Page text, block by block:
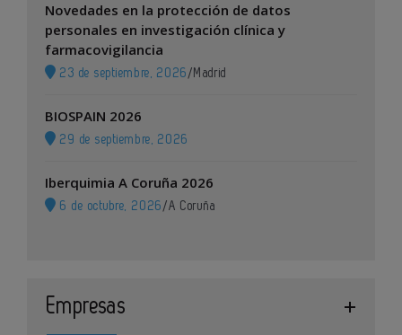
Novedades en la protección de datos
personales en investigación clínica y
farmacovigilancia
23 de septiembre, 2026 / Madrid
BIOSPAIN 2026
29 de septiembre, 2026
Iberquimia A Coruña 2026
6 de octubre, 2026 /A Coruña
Empresas